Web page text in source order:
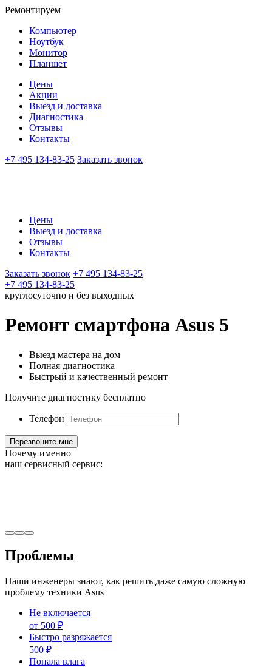
Ремонтируем
Компьютер
Ноутбук
Монитор
Планшет
Цены
Акции
Выезд и доставка
Диагностика
Отзывы
Контакты
+7 495 134-83-25 Заказать звонок
Цены
Выезд и доставка
Отзывы
Контакты
Заказать звонок +7 495 134-83-25
+7 495 134-83-25
круглосуточно и без выходных
Ремонт смартфона Asus 5
Выезд мастера на дом
Полная диагностика
Быстрый и качественный ремонт
Получите диагностику бесплатно
Телефон
Почему именно
наш сервисный сервис:
Проблемы
Наши инженеры знают, как решить даже самую сложную
проблему техники Asus
Не включается
от 500 ₽
Быстро разряжается
500 ₽
Попала влага